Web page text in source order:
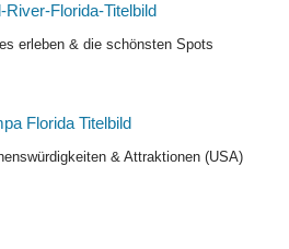
erleben & die schönsten Spots
& Attraktionen (USA)